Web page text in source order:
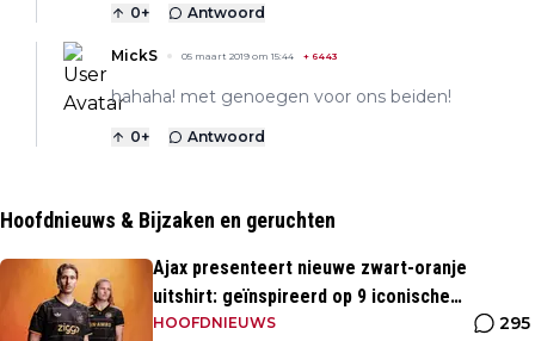
0+ Antwoord
MickS 05 maart 2019 om 15:44 + 6443
hahaha! met genoegen voor ons beiden!
0+ Antwoord
Hoofdnieuws & Bijzaken en geruchten
Ajax presenteert nieuwe zwart-oranje
uitshirt: geïnspireerd op 9 iconische
momenten uit clubhistorie
HOOFDNIEUWS 295